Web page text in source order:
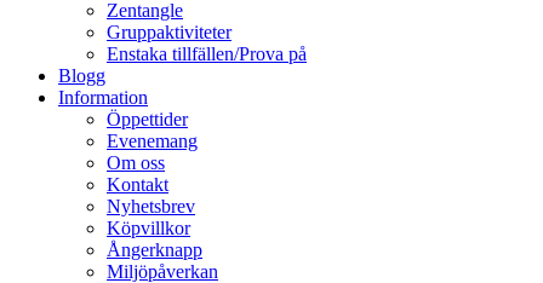
Zentangle
Gruppaktiviteter
Enstaka tillfällen/Prova på
Blogg
Information
Öppettider
Evenemang
Om oss
Kontakt
Nyhetsbrev
Köpvillkor
Ångerknapp
Miljöpåverkan